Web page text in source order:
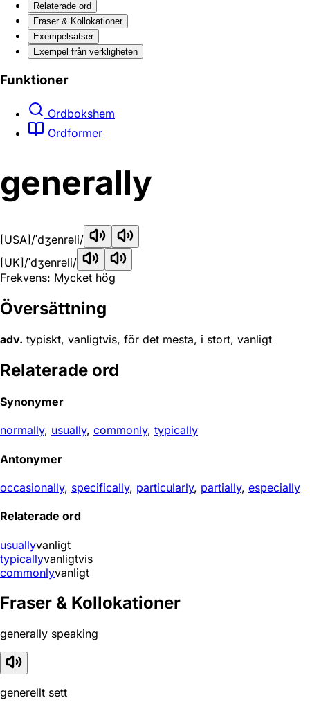
Relaterade ord
Fraser & Kollokationer
Exempelsatser
Exempel från verkligheten
Funktioner
Ordbokshem
Ordformer
generally
[USA] /ˈdʒenrəli/
[UK] /ˈdʒenrəli/
Frekvens: Mycket hög
Översättning
adv. typiskt, vanligtvis, för det mesta, i stort, vanligt
Relaterade ord
Synonymer
normally, usually, commonly, typically
Antonymer
occasionally, specifically, particularly, partially, especially
Relaterade ord
usuallyvanligt
typicallyvanligtvis
commonlyvanligt
Fraser & Kollokationer
generally speaking
generellt sett